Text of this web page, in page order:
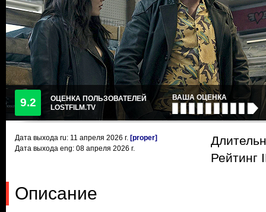
9.2
ОЦЕНКА ПОЛЬЗОВАТЕЛЕЙ
LOSTFILM.TV
ВАША ОЦЕНКА
Дата выхода ru: 11 апреля 2026 г. [proper]
Дата выхода eng: 08 апреля 2026 г.
Рейтинг
Описание